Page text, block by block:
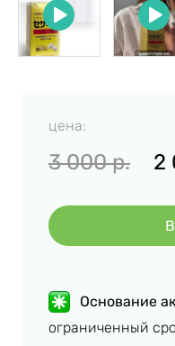
цена:
3 000р. 2
Основание
ограниченный